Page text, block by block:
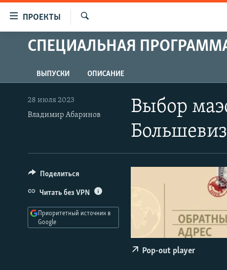
упрощенного
Вернуться
к
основному
содержанию
Вернутся
ПРОЕКТЫ
ПРОГРАММЫ
АВТОРСКИЕ ПРОЕКТЫ
ЦИТАТЫ СВОБОДЫ
МНЕНИЯ
IDEL.РЕАЛИИ
КАВКАЗ.РЕАЛИИ
СЕВЕР.РЕАЛИИ
СИБИРЬ.РЕАЛИИ
РАСПИСАНИЕ ВЕЩАНИЯ
СПЕЦИАЛЬНАЯ
ВЫПУСКИ ОПИСАНИЕ
Выбор
28 июля 2023
Владимир Абаринов
Pop-out player
Поделиться
Читать без VPN
Приоритетный источник в
Google